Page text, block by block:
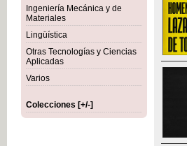
Ingeniería Mecánica y de
Materiales
Lingüística
Otras Tecnologías y Ciencias
Aplicadas
Varios
Colecciones [+/-]